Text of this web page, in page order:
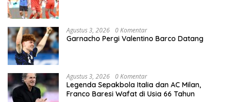
Agustus 3, 2026 0 Komentar
Garnacho Pergi Valentino Barco Datang
Agustus 3, 2026 0 Komentar
Legenda Sepakbola Italia dan AC Milan,
Franco Baresi Wafat di Usia 66 Tahun